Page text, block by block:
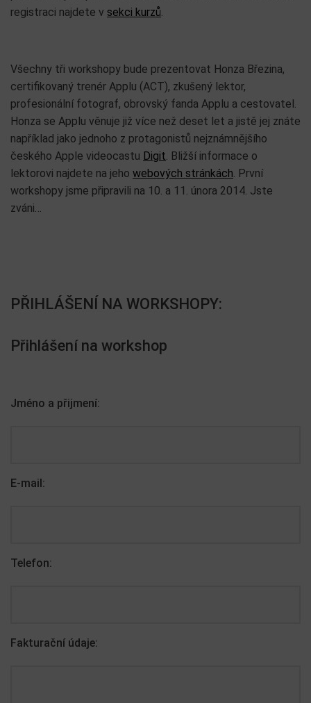
registraci najdete v sekci kurzů.
Všechny tři workshopy bude prezentovat Honza Březina,
certifikovaný trenér Applu (ACT), zkušený lektor,
profesionální fotograf, obrovský fanda Applu a cestovatel.
Honza se Applu věnuje již více než deset let a jistě jej znáte
například jako jednoho z protagonistů nejznámnějšího
českého Apple videocastu Digit. Bližší informace o
lektorovi najdete na jeho webových stránkách. První
workshopy jsme připravili na 10. a 11. února 2014. Jste
zváni…
PŘIHLÁŠENÍ NA WORKSHOPY:
Přihlášení na workshop
Jméno a přijmení:
E-mail:
Telefon:
Fakturační údaje: